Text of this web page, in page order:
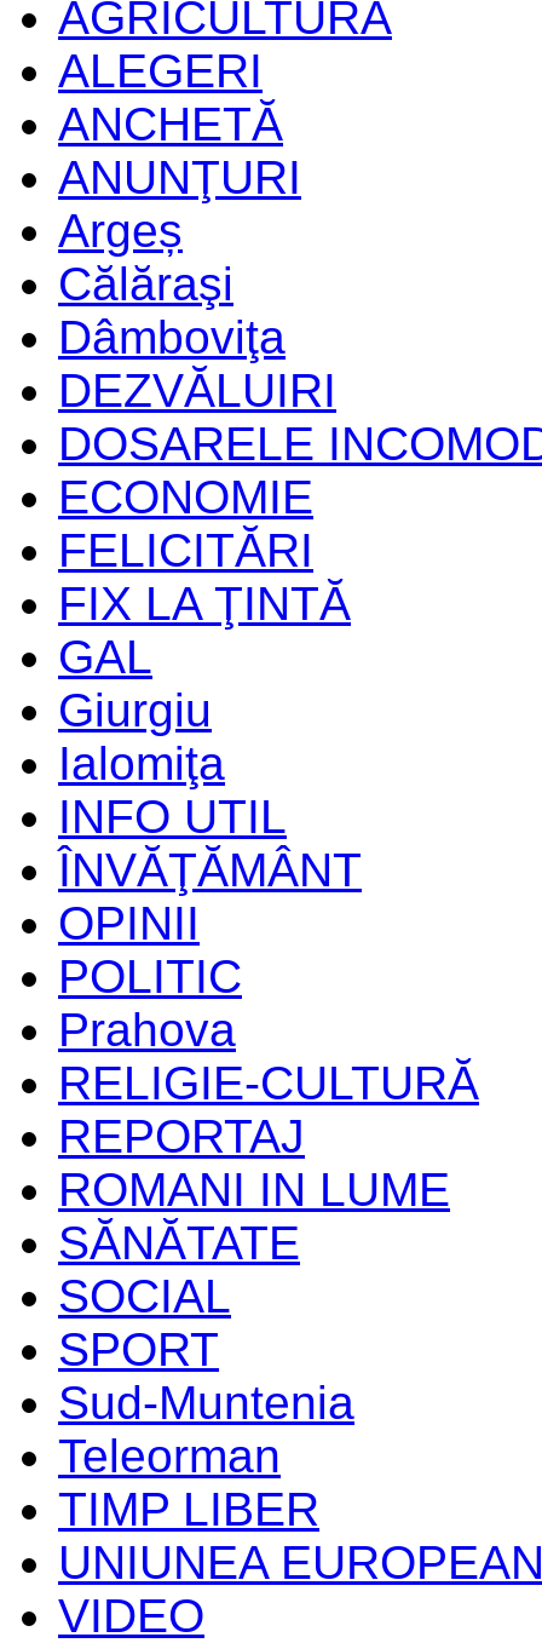
AGRICULTURĂ
ALEGERI
ANCHETĂ
ANUNŢURI
Argeș
Călăraşi
Dâmboviţa
DEZVĂLUIRI
DOSARELE
ECONOMIE
FELICITĂRI
FIX LA ŢINTĂ
GAL
Giurgiu
Ialomiţa
INFO UTIL
ÎNVĂŢĂMÂNT
OPINII
POLITIC
Prahova
RELIGIE-CULTURĂ
REPORTAJ
ROMANI IN LUME
SĂNĂTATE
SOCIAL
SPORT
Sud-Muntenia
Teleorman
TIMP LIBER
UNIUNEA
VIDEO